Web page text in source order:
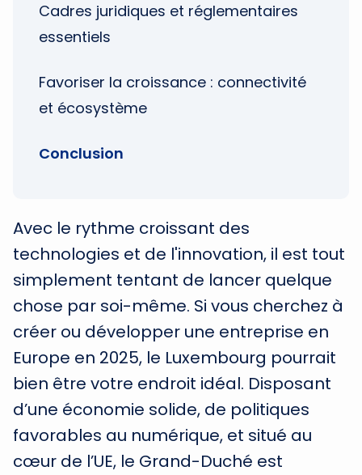
Avec le rythme croissant des
technologies et de l'innovation, il est tout
simplement tentant de lancer quelque
chose par soi-même. Si vous cherchez à
créer ou développer une entreprise en
Europe en 2025, le Luxembourg pourrait
bien être votre endroit idéal. Disposant
d’une économie solide, de politiques
favorables au numérique, et situé au
cœur de l’UE, le Grand-Duché est
Cadres juridiques et réglementaires
essentiels
Favoriser la croissance : connectivité
et écosystème
Conclusion